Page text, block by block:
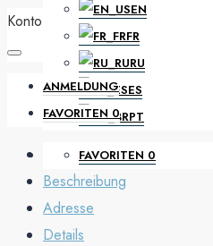
EN
FR
RU
ES
PT
FAVORITEN 0
Konto
ANMELDUNG
FAVORITEN 0
Beschreibung
Adresse
Details